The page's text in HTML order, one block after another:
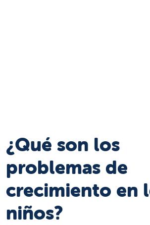
¿Qué son los
problemas de
crecimiento en
niños?